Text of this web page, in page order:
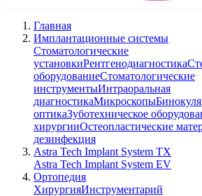
Главная
Имплантационные системы
Стоматологические
установкиРентгенодиагностика
оборудованиеСтоматологические
инструментыИнтраоральная
диагностикаМикроскопы
оптикаЗуботехническое
хирургииОстеопластические
дезинфекция
Astra Tech Implant System TX
Astra Tech Implant System EV
Ортопедия
ХирургияИнструментарий